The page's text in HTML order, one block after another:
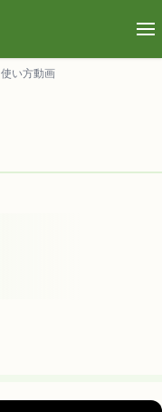
使い方動画